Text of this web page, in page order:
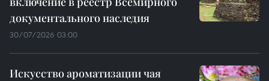
документального наследия
30/07/2026 03:00
Искусство ароматизации чая